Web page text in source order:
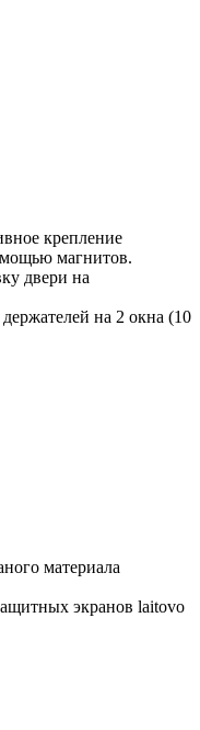
крепление
магнитов.
двери на
на 2 окна (10
материала
экранов laitovo